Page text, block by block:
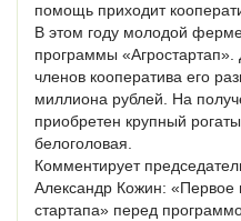
помощь приходит
В этом году молодой
программы «Агростартап».
членов кооператива его
миллиона рублей. На
приобретен крупный
белоголовая.
Комментирует
Александр Кожин: «Первое
стартапа» перед